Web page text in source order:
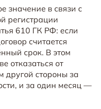
значение в связи с
регистрации
610 ГК РФ: если
считается
срок. В этом
отказаться от
другой стороны за
и за один месяц —